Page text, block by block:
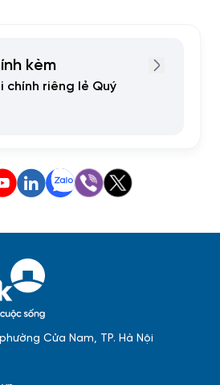
kèm
chính riêng lẻ Quý
Cửa Nam, TP. Hà Nội